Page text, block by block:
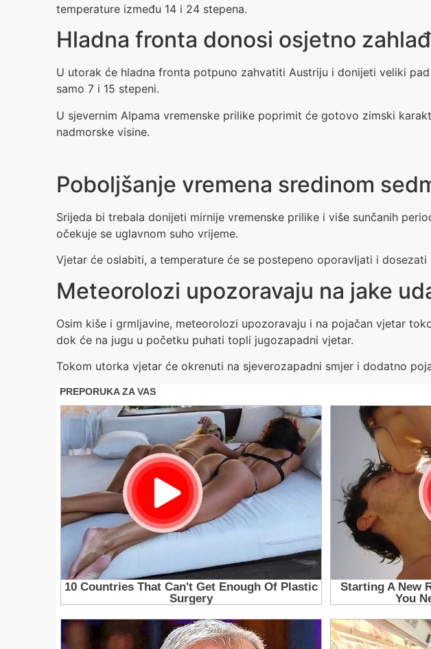
temperature između 14 i 24 stepena.
Hladna fronta donosi osjetno
U utorak će hladna fronta potpuno zahvatiti Austriju i donijeti veliki
samo 7 i 15 stepeni.
U sjevernim Alpama vremenske prilike poprimit će gotovo zimski
nadmorske visine.
Poboljšanje vremena sredinom
Srijeda bi trebala donijeti mirnije vremenske prilike i više sunčanih
očekuje se uglavnom suho vrijeme.
Vjetar će oslabiti, a temperature će se postepeno oporavljati i dosezati
Meteorolozi upozoravaju na jake
Osim kiše i grmljavine, meteorolozi upozoravaju i na pojačan vjetar
dok će na jugu u početku puhati topli jugozapadni vjetar.
Tokom utorka vjetar će okrenuti na sjeverozapadni smjer i dodatno